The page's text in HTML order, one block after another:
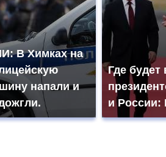
В Химках на
напали и
Где будет
и России: